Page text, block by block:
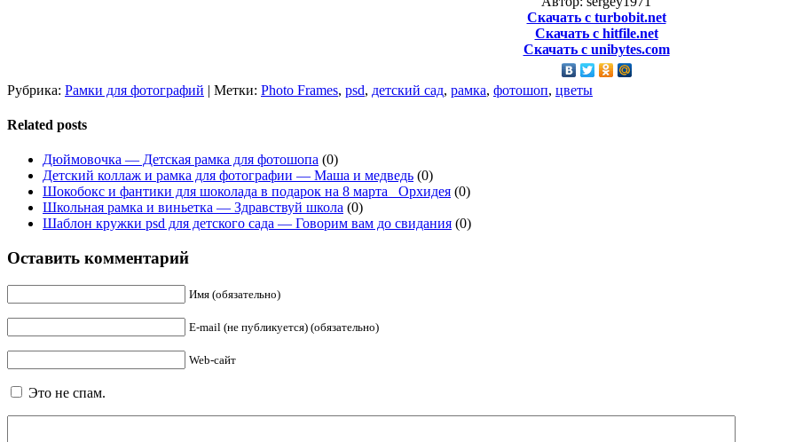
Скачать с turbobit.net
Скачать с hitfile.net
Скачать с unibytes.com
Рубрика: Рамки для фотографий | Метки: Photo Frames, psd, детский сад, рамка, фотошоп, цветы
Related posts
Дюймовочка — Детская рамка для фотошопа (0)
Детский коллаж и рамка для фотографии — Маша и медведь (0)
Шокобокс и фантики для шоколада в подарок на 8 марта_ Орхидея (0)
Школьная рамка и виньетка — Здравствуй школа (0)
Шаблон кружки psd для детского сада — Говорим вам до свидания (0)
Оставить комментарий
Имя (обязательно)
E-mail (не публикуется) (обязательно)
Web-сайт
Это не спам.